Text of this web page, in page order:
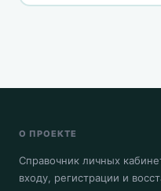
О ПРОЕКТЕ
Справочник личных
входу, регистрации и